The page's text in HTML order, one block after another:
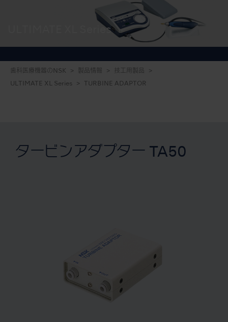
ULTIMATE XL Series
歯科医療機器のNSK 製品情報 技工用製品
ULTIMATE XL Series TURBINE ADAPTOR
タービンアダプター TA50